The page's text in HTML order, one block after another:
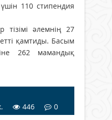
110 стипендия
әлемнің 27
қамтиды. Басым
262 мамандық
446 0